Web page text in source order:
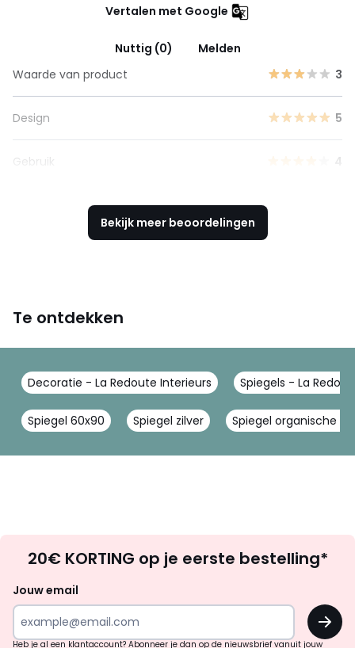
Vertalen met Google
Nuttig (0)
Melden
Waarde van product
3
Design 5
Gebruik 4
Bekijk meer beoordelingen
Te ontdekken
Decoratie - La Redoute Interieurs Spiegels - La
Spiegel 60x90 Spiegel zilver Spiegel organische
zoek
inspiratie
20€ KORTING op je eerste bestelling*
Jouw email
OK
Heb je al een klantaccount? Abonneer je dan op de nieuwsbrief vanuit jouw